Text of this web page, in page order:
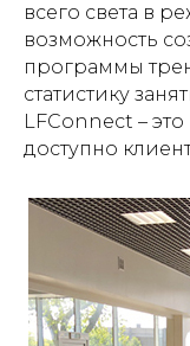
всего света в
возможность
программы
статистику
LFConnect –
доступно